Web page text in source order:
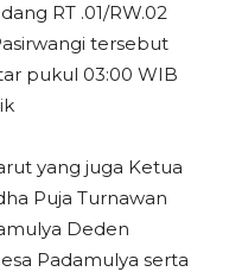
RT .01/RW.02
tersebut
pukul 03:00 WIB
yang juga Ketua
Puja Turnawan
Deden
Padamulya serta